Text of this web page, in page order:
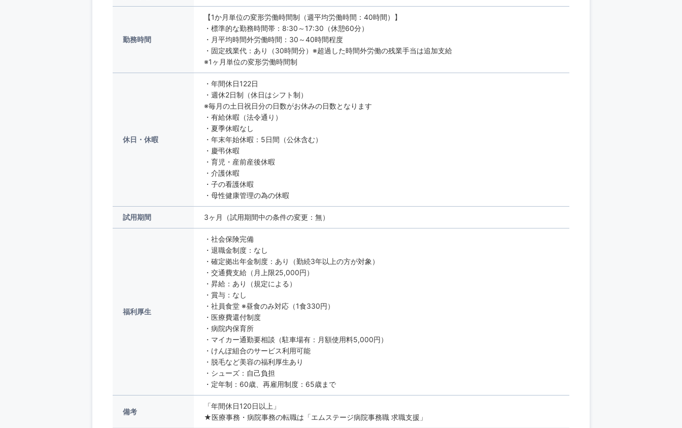
勤務時間
【1か月単位の変形労働時間制（週平均労働時間：40時間）】
・標準的な勤務時間帯：8:30～17:30（休憩60分）
・月平均時間外労働時間：30～40時間程度
・固定残業代：あり（30時間分）※超過した時間外労働の残業手当は追加支給
※1ヶ月単位の変形労働時間制
休日・休暇
・年間休日122日
・週休2日制（休日はシフト制）
※毎月の土日祝日分の日数がお休みの日数となります
・有給休暇（法令通り）
・夏季休暇なし
・年末年始休暇：5日間（公休含む）
・慶弔休暇
・育児・産前産後休暇
・介護休暇
・子の看護休暇
・母性健康管理の為の休暇
試用期間 3ヶ月（試用期間中の条件の変更：無）
福利厚生
・社会保険完備
・退職金制度：なし
・確定拠出年金制度：あり（勤続3年以上の方が対象）
・交通費支給（月上限25,000円）
・昇給：あり（規定による）
・賞与：なし
・社員食堂 ※昼食のみ対応（1食330円）
・医療費還付制度
・病院内保育所
・マイカー通勤要相談（駐車場有：月額使用料5,000円）
・けんぽ組合のサービス利用可能
・脱毛など美容の福利厚生あり
・シューズ：自己負担
・定年制：60歳、再雇用制度：65歳まで
備考
「年間休日120日以上」
★医療事務・病院事務の転職は「エムステージ病院事務職 求職支援」